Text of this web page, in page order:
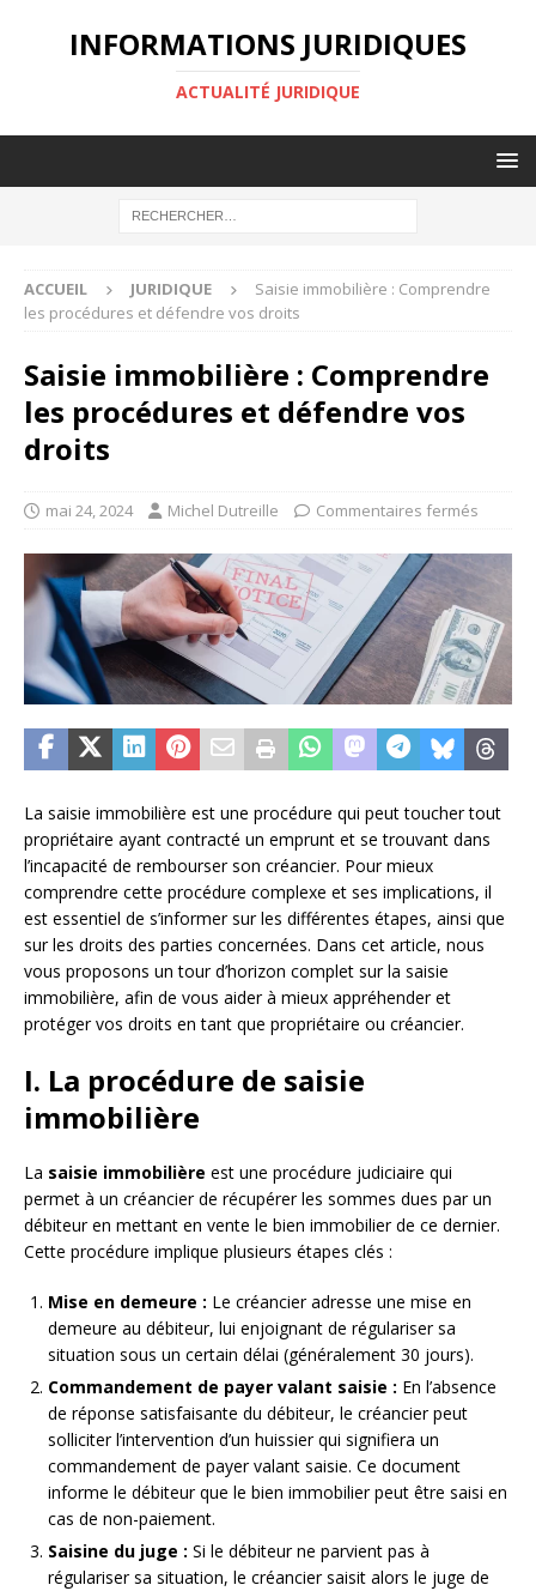
INFORMATIONS JURIDIQUES
ACTUALITÉ JURIDIQUE
ACCUEIL JURIDIQUE
Saisie immobilière : Comprendre
les procédures et défendre vos droits
Saisie immobilière : Comprendre
les procédures et défendre vos
droits
mai 24, 2024 Michel Dutreille Commentaires fermés
La saisie immobilière est une procédure qui peut toucher tout
propriétaire ayant contracté un emprunt et se trouvant dans
l’incapacité de rembourser son créancier. Pour mieux
comprendre cette procédure complexe et ses implications, il
est essentiel de s’informer sur les différentes étapes, ainsi que
sur les droits des parties concernées. Dans cet article, nous
vous proposons un tour d’horizon complet sur la saisie
immobilière, afin de vous aider à mieux appréhender et
protéger vos droits en tant que propriétaire ou créancier.
I. La procédure de saisie
immobilière
La saisie immobilière est une procédure judiciaire qui
permet à un créancier de récupérer les sommes dues par un
débiteur en mettant en vente le bien immobilier de ce dernier.
Cette procédure implique plusieurs étapes clés :
Mise en demeure : Le créancier adresse une mise en
demeure au débiteur, lui enjoignant de régulariser sa
situation sous un certain délai (généralement 30 jours).
Commandement de payer valant saisie : En l’absence
de réponse satisfaisante du débiteur, le créancier peut
solliciter l’intervention d’un huissier qui signifiera un
commandement de payer valant saisie. Ce document
informe le débiteur que le bien immobilier peut être saisi en
cas de non-paiement.
Saisine du juge : Si le débiteur ne parvient pas à
régulariser sa situation, le créancier saisit alors le juge de